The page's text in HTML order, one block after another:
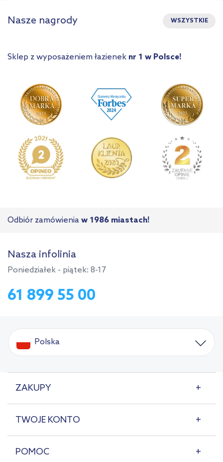
Nasze nagrody WSZYSTKIE
Sklep z wyposażeniem łazienek nr 1 w Polsce!
Odbiór zamówienia w 1986 miastach!
Nasza infolinia
Poniedziałek - piątek: 8-17
61 899 55 00
Polska
ZAKUPY
TWOJE KONTO
POMOC